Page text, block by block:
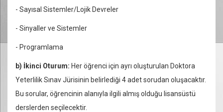
- Sayısal Sistemler/Lojik Devreler
- Sinyaller ve Sistemler
- Programlama
b) İkinci Oturum: Her öğrenci için ayrı oluşturulan Doktora
Yeterlilik Sınav Jürisinin belirlediği 4 adet sorudan oluşacaktır.
Bu sorular, öğrencinin alanıyla ilgili almış olduğu lisansüstü
derslerden seçilecektir.